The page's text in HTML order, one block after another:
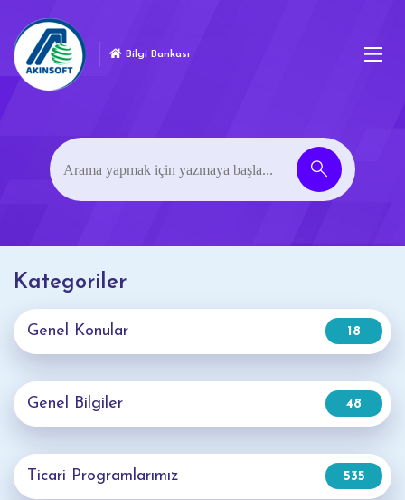
Bilgi Bankası
Kategoriler
18
Genel Konular
48
Genel Bilgiler
535
Ticari Programlarımız